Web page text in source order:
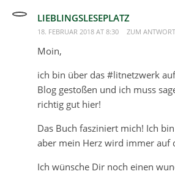
LIEBLINGSLESEPLATZ
18. FEBRUAR 2018 AT 8:30 ZUM
Moin,
ich bin über das #litnetzwerk
Blog gestoßen und ich muss
richtig gut hier!
Das Buch fasziniert mich! Ich
aber mein Herz wird immer auf
Ich wünsche Dir noch einen